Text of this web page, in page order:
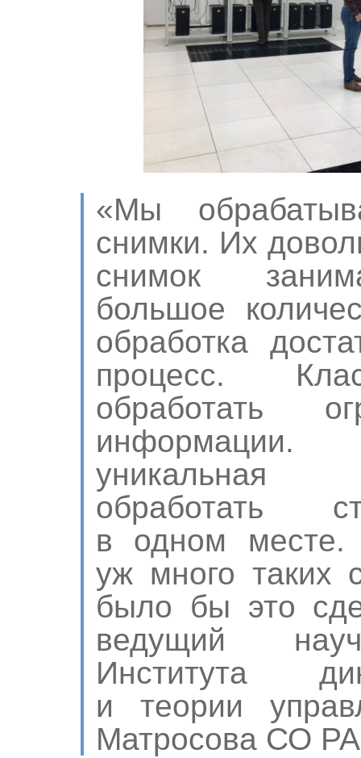
«Мы
снимки. Их
снимок
большое
обработка
процесс.
обработать
уникальная
обработать
в одном
уж много таких
было бы это
ведущий
Института
и теории
Матросова СО